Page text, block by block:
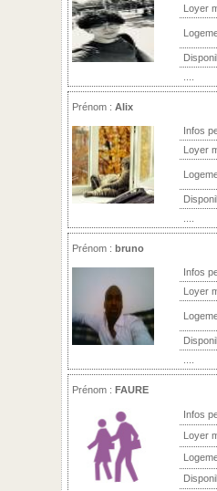
Loyer
Prénom : Alix
Infos
Loyer
Prénom : bruno
Infos
Loyer
Prénom : FAURE
Infos
Loyer